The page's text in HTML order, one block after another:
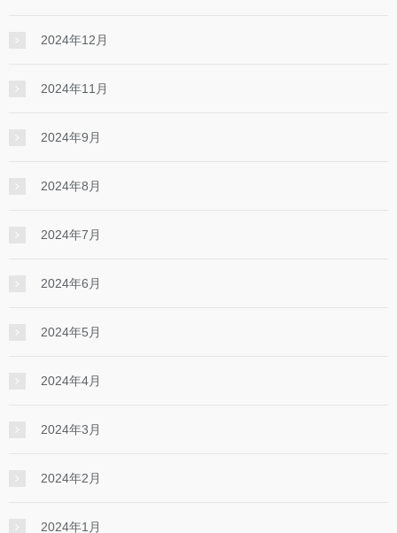
2024年12月
2024年11月
2024年9月
2024年8月
2024年7月
2024年6月
2024年5月
2024年4月
2024年3月
2024年2月
2024年1月